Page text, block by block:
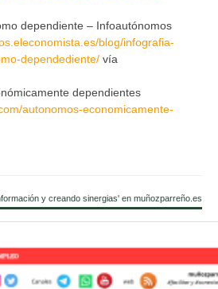
dependiente – Infoautónomos
blog/infografia-
dependediente/ vía
dependientes
autonomos-economicamente-
y creando sinergias' en muñozparreño.es